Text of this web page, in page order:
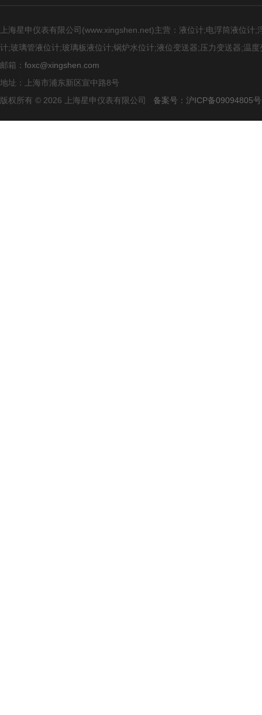
上海星申仪表有限公司(www.xingshen.net)主营：液位计;电浮筒液位
计;玻璃管液位计;玻璃板液位计;锅炉水位计;液位变送器;压力变送器;温
邮箱： foxc@xingshen.com
地址：上海市浦东新区宣中路8号
版权所有 © 2026 上海星申仪表有限公司 备案号：沪ICP备09094805